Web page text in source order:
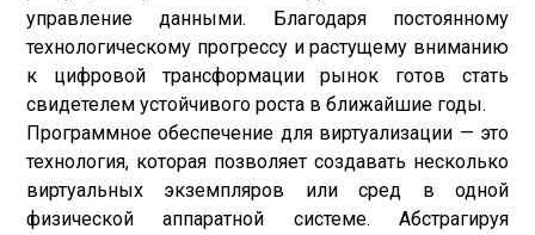
управление данными. Благодаря постоянному
технологическому прогрессу и растущему вниманию
к цифровой трансформации рынок готов стать
свидетелем устойчивого роста в ближайшие годы.
Программное обеспечение для виртуализации — это
технология, которая позволяет создавать несколько
виртуальных экземпляров или сред в одной
физической аппаратной системе. Абстрагируя